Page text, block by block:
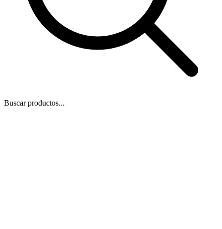
Buscar productos...